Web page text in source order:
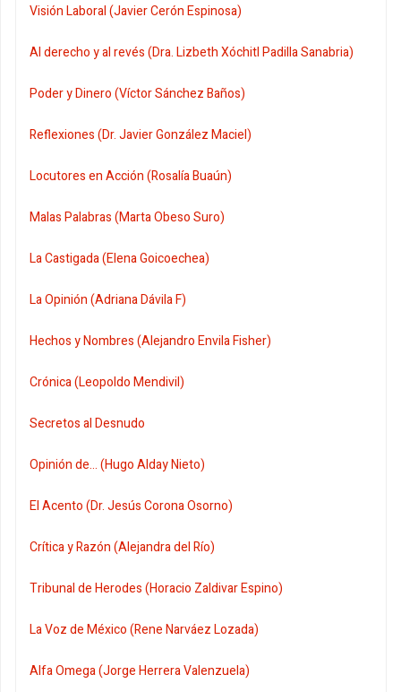
Visión Laboral (Javier Cerón Espinosa)
Al derecho y al revés (Dra. Lizbeth Xóchitl Padilla Sanabria)
Poder y Dinero (Víctor Sánchez Baños)
Reflexiones (Dr. Javier González Maciel)
Locutores en Acción (Rosalía Buaún)
Malas Palabras (Marta Obeso Suro)
La Castigada (Elena Goicoechea)
La Opinión (Adriana Dávila F)
Hechos y Nombres (Alejandro Envila Fisher)
Crónica (Leopoldo Mendivil)
Secretos al Desnudo
Opinión de... (Hugo Alday Nieto)
El Acento (Dr. Jesús Corona Osorno)
Crítica y Razón (Alejandra del Río)
Tribunal de Herodes (Horacio Zaldivar Espino)
La Voz de México (Rene Narváez Lozada)
Alfa Omega (Jorge Herrera Valenzuela)